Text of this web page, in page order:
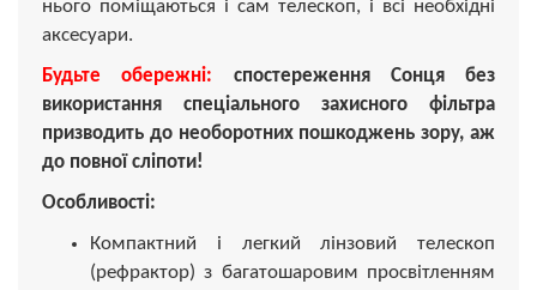
нього поміщаються і сам телескоп, і всі необхідні
аксесуари.
Будьте обережні: спостереження Сонця без
використання спеціального захисного фільтра
призводить до необоротних пошкоджень зору, аж
до повної сліпоти!
Особливості:
Компактний і легкий лінзовий телескоп
(рефрактор) з багатошаровим просвітленням